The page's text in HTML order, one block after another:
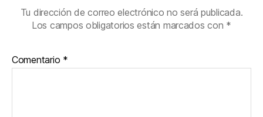
Tu dirección de correo electrónico no será publicada.
Los campos obligatorios están marcados con *
Comentario *